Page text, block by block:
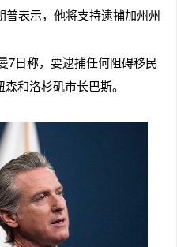
普表示，他将支持逮捕加州州
7日称，要逮捕任何阻碍移民
和洛杉矶市长巴斯。